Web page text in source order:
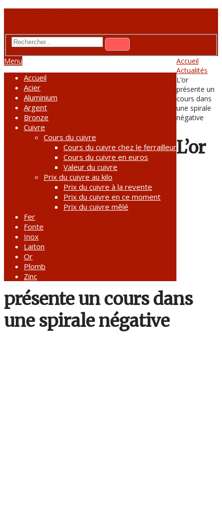
Menu
Accueil
Acier
Aluminium
Argent
Bronze
Cuivre
Cours du cuivre
Cours du cuivre chez le ferrailleur
Cours du cuivre en euros
Valeur du cuivre
Prix du cuivre au kilo
Prix du cuivre à la revente
Prix du cuivre en ce moment
Prix du cuivre mêlé
Fer
Fonte
Inox
Laiton
Or
Plomb
Zinc
Accueil
Actualités
L’or
présente un
cours dans
une spirale
négative
L’or
présente un cours dans
une spirale négative